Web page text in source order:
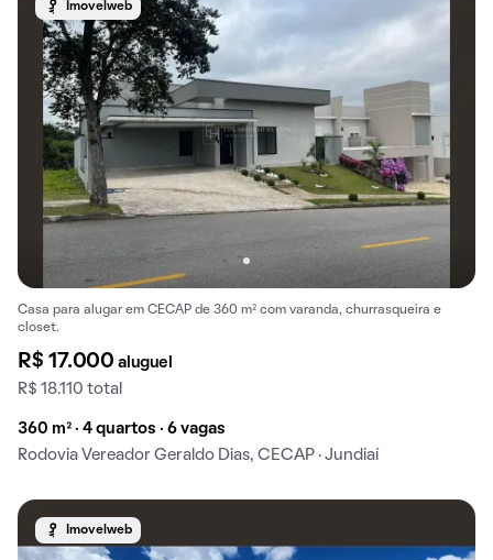
Imovelweb
Casa para alugar em CECAP de 360 m² com varanda, churrasqueira e
closet.
R$ 17.000aluguel
R$ 18.110 total
360 m² · 4 quartos · 6 vagas
Rodovia Vereador Geraldo Dias, CECAP · Jundiaí
Imovelweb